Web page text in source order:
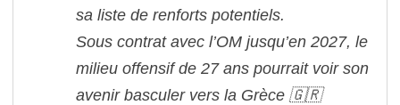
sa liste de renforts potentiels.
Sous contrat avec l’OM jusqu’en 2027, le
milieu offensif de 27 ans pourrait voir son
avenir basculer vers la Grèce 🇬🇷